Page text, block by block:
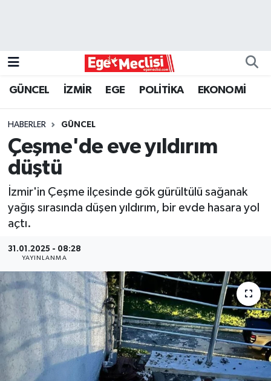
GÜNCEL İZMİR EGE POLİTİKA EKONOMİ
HABERLER GÜNCEL
Çeşme'de eve yıldırım
düştü
İzmir'in Çeşme ilçesinde gök gürültülü sağanak
yağış sırasında düşen yıldırım, bir evde hasara yol
açtı.
31.01.2025 - 08:28
YAYINLANMA
GÜNCEL
ÖZEL HABER
POLİTİKA
SPOR
YAŞAM